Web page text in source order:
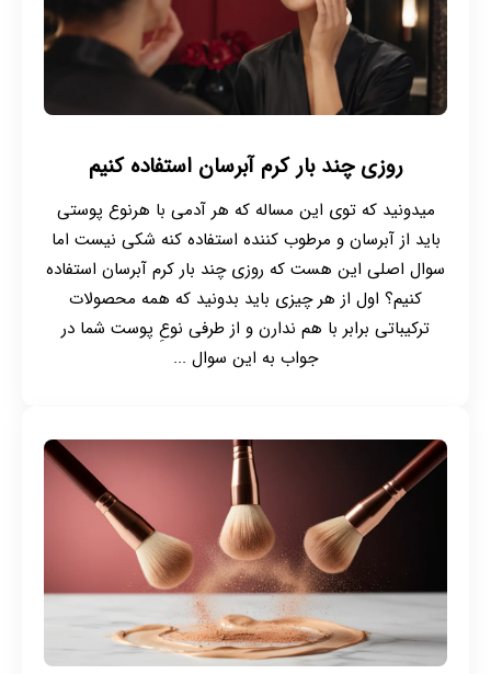
روزی چند بار کرم آبرسان استفاده کنیم
میدونید که توی این مساله که هر آدمی با هرنوع پوستی
باید از آبرسان و مرطوب کننده استفاده کنه شکی نیست اما
سوال اصلی این هست که روزی چند بار کرم آبرسان استفاده
کنیم؟ اول از هر چیزی باید بدونید که همه محصولات
ترکیباتی برابر با هم ندارن و از طرفی نوعِ پوست شما در
جواب به این سوال ...